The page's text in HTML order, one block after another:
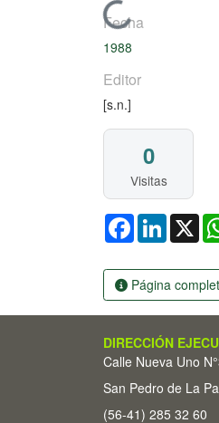
Cargando...
Fecha
1988
Editor
[s.n.]
0
Visitas
FacebookLinkedIn
X
Página
DIRECCIÓN
Calle Nueva Uno
San Pedro de La
(56-41) 285 32 60